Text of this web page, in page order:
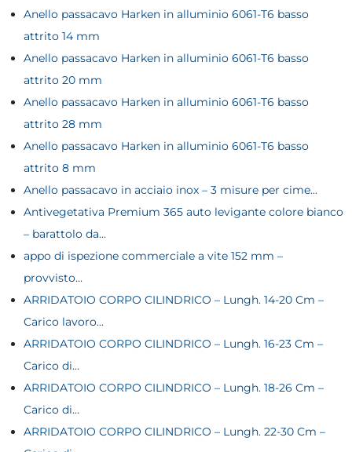
Anello passacavo Harken in alluminio 6061-T6 basso
attrito 14 mm
Anello passacavo Harken in alluminio 6061-T6 basso
attrito 20 mm
Anello passacavo Harken in alluminio 6061-T6 basso
attrito 28 mm
Anello passacavo Harken in alluminio 6061-T6 basso
attrito 8 mm
Anello passacavo in acciaio inox – 3 misure per cime...
Antivegetativa Premium 365 auto levigante colore bianco
– barattolo da...
appo di ispezione commerciale a vite 152 mm –
provvisto...
ARRIDATOIO CORPO CILINDRICO – Lungh. 14-20 Cm –
Carico lavoro...
ARRIDATOIO CORPO CILINDRICO – Lungh. 16-23 Cm –
Carico di...
ARRIDATOIO CORPO CILINDRICO – Lungh. 18-26 Cm –
Carico di...
ARRIDATOIO CORPO CILINDRICO – Lungh. 22-30 Cm –